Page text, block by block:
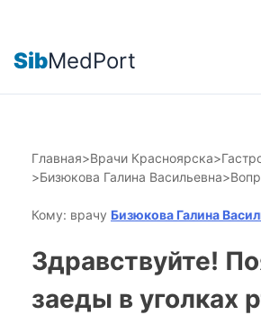
SibMedPort
Главная>Врачи Красноярска>
>Бизюкова Галина Васильевна>
Кому: врачу Бизюкова Галина
Здравствуйте!
заеды в уголках